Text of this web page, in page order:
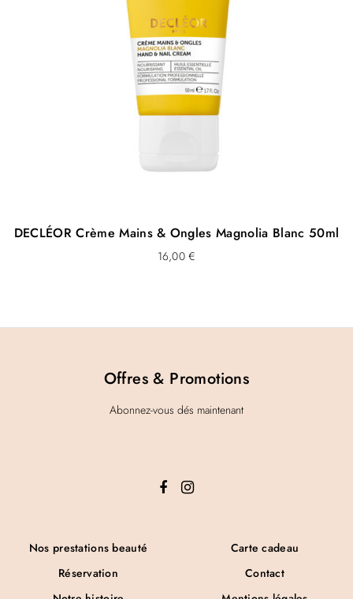
DECLÉOR Crème Mains & Ongles Magnolia Blanc 50ml
16,00€
Nos prestations beauté
Réservation
Carte cadeau
Contact
Offres & Promotions
Abonnez-vous dés maintenant